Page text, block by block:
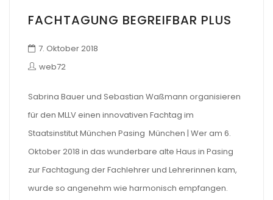
FACHTAGUNG BEGREIFBAR PLUS
7. Oktober 2018
web72
Sabrina Bauer und Sebastian Waßmann organisieren
für den MLLV einen innovativen Fachtag im
Staatsinstitut München Pasing München | Wer am 6.
Oktober 2018 in das wunderbare alte Haus in Pasing
zur Fachtagung der Fachlehrer und Lehrerinnen kam,
wurde so angenehm wie harmonisch empfangen.